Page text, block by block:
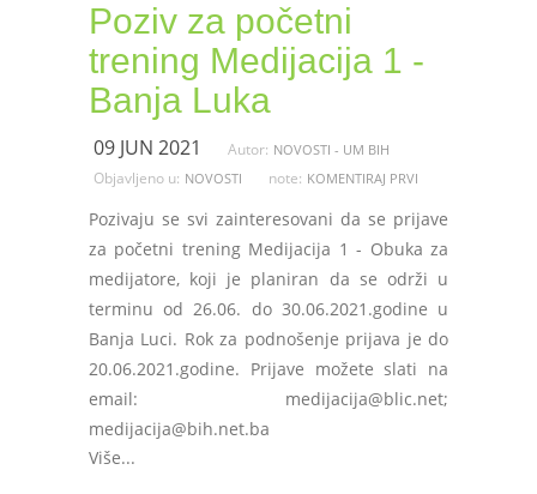
Poziv za početni
trening Medijacija 1 -
Banja Luka
09 JUN 2021 Autor: NOVOSTI - UM BIH
Objavljeno u: NOVOSTI note: KOMENTIRAJ PRVI
Pozivaju se svi zainteresovani da se prijave
za početni trening Medijacija 1 - Obuka za
medijatore, koji je planiran da se održi u
terminu od 26.06. do 30.06.2021.godine u
Banja Luci. Rok za podnošenje prijava je do
20.06.2021.godine. Prijave možete slati na
email: medijacija@blic.net;
medijacija@bih.net.ba
Više...